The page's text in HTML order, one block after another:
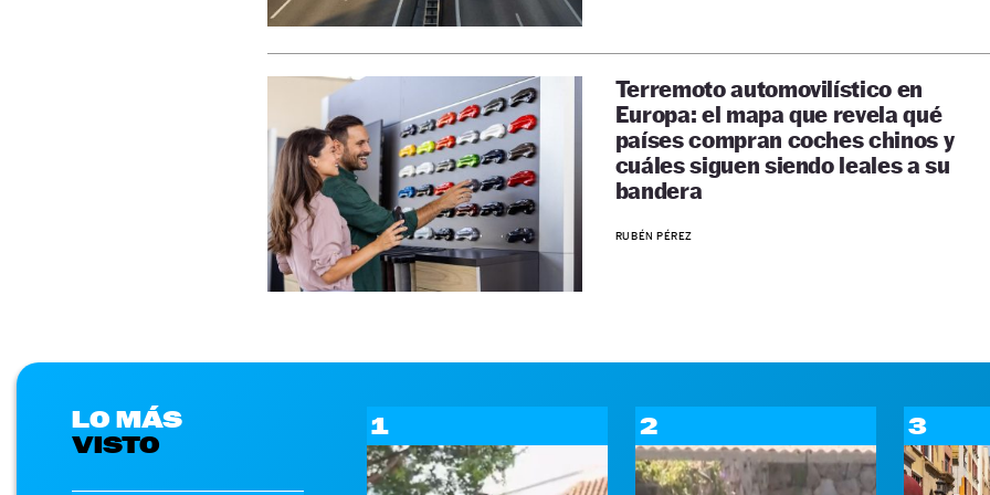
Terremoto automovilístico en
Europa: el mapa que revela qué
países compran coches chinos y
cuáles siguen siendo leales a su
bandera
RUBÉN PÉREZ
LO MÁS
VISTO
1 2 3